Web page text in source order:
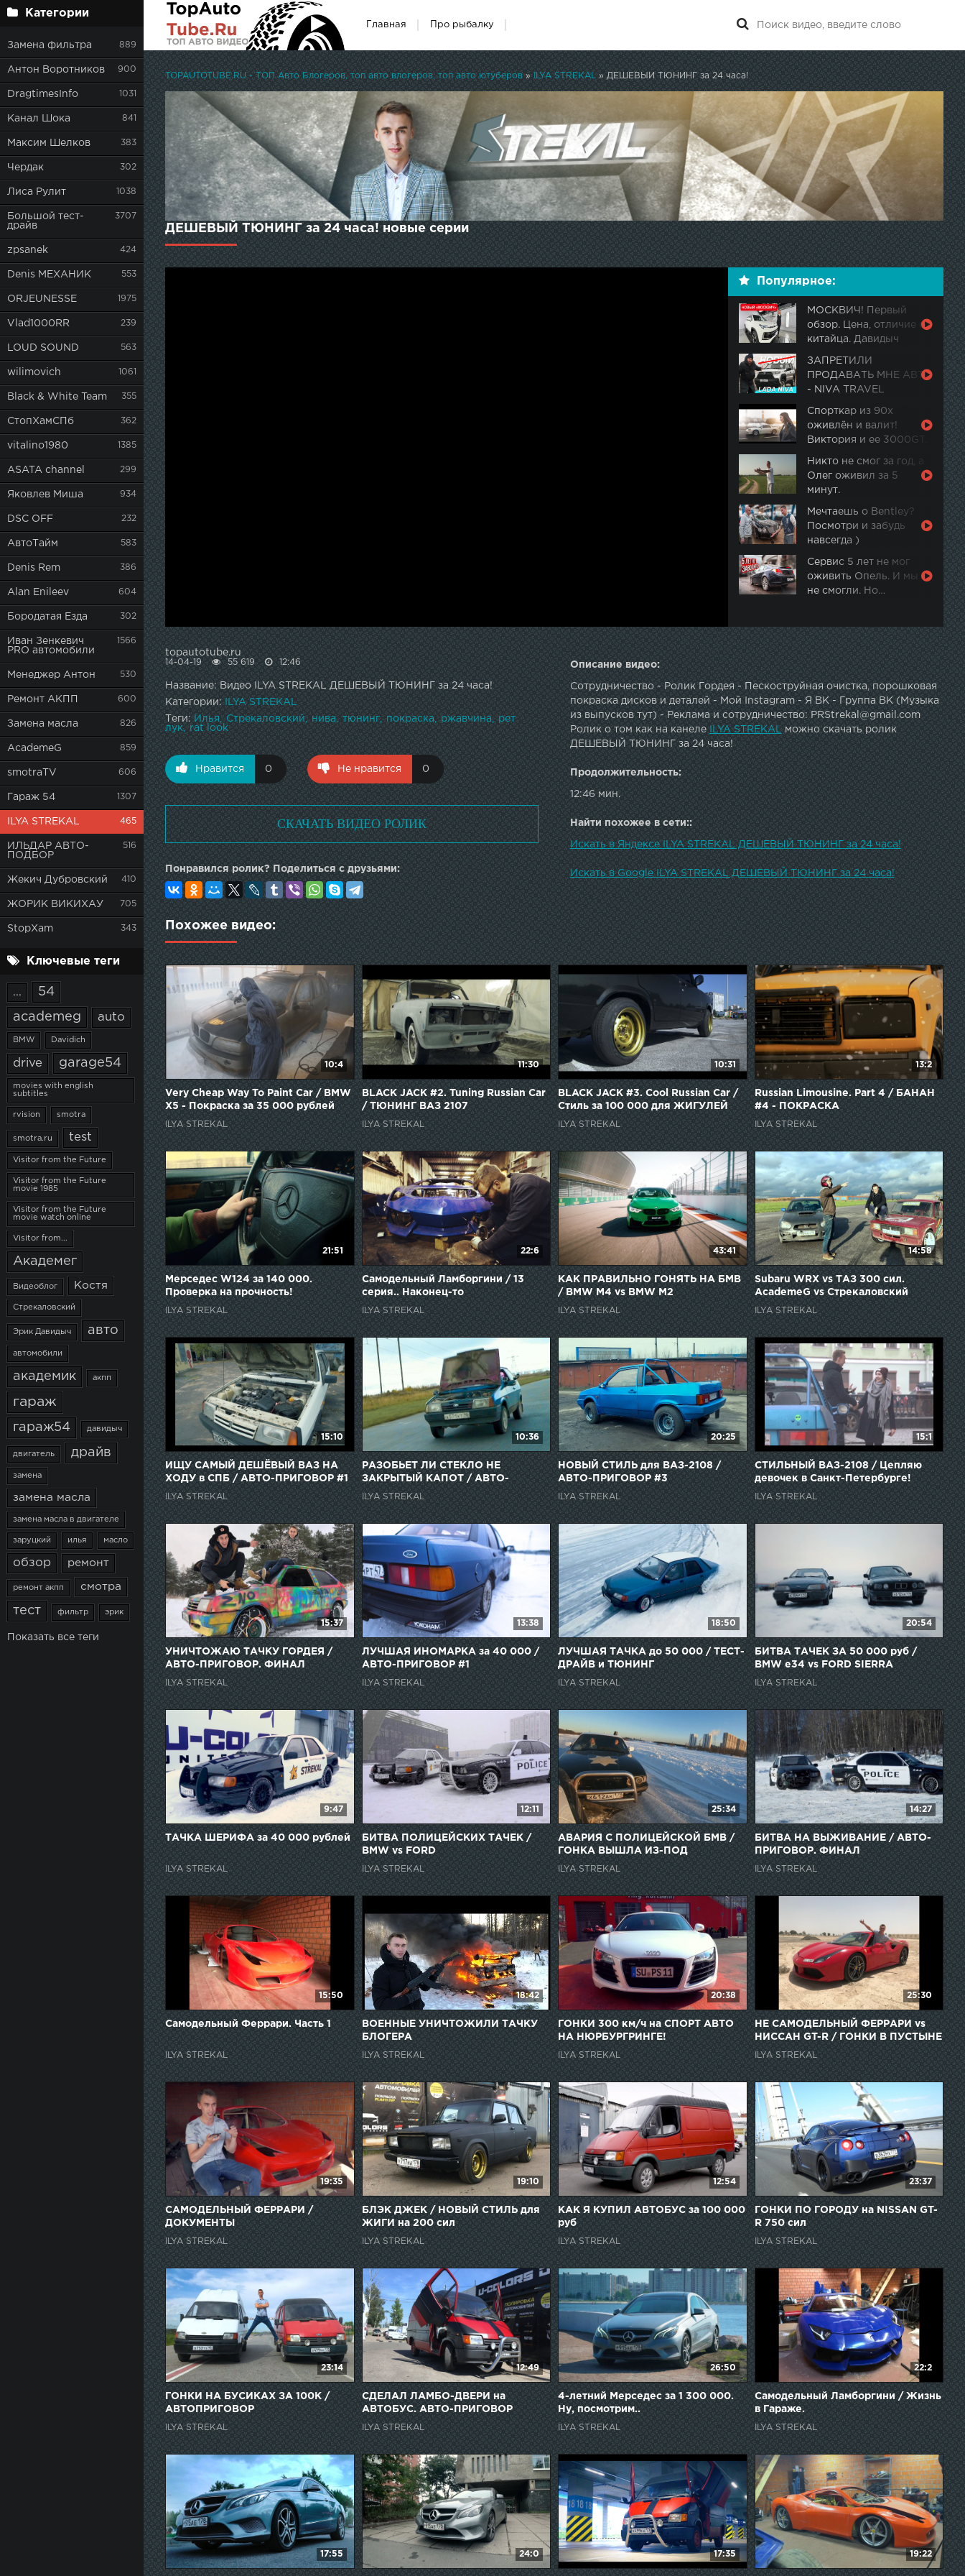
Категории
Замена фильтра 889
Антон Воротников 900
DragtimesInfo 1031
Канал Шока 841
Максим Шелков 383
Чердак 302
Лиса Рулит 1038
Большой тест-
драйв
3707
zpsanek 424
Denis МЕХАНИК 553
ORJEUNESSE 1975
Vlad1000RR 239
LOUD SOUND 563
wilimovich 1061
Black & White Team 355
СтопХамСПб 362
vitalino1980 1385
ASATA channel 299
Яковлев Миша 934
DSC OFF 232
АвтоТайм 583
Denis Rem 386
Alan Enileev 604
Бородатая Езда 302
Иван Зенкевич
PRO автомобили
1566
Менеджер Антон 530
Ремонт АКПП 600
Замена масла 826
AcademeG 859
smotraTV 606
Гараж 54 1307
ILYA STREKAL 465
ИЛЬДАР АВТО-
ПОДБОР
516
Жекич Дубровский 410
ЖОРИК ВИКИХАУ 705
StopXam 343
Ключевые теги
... 54
academeg auto
BMW Davidich
drive garage54
movies with english
subtitles
rvision smotra
smotra.ru test
Visitor from the Future
Visitor from the Future
movie 1985
Visitor from the Future
movie watch online
Visitor from...
Академег
Видеоблог Костя
Стрекаловский
Эрик Давидыч авто
автомобили
академик акпп
гараж
гараж54 давидыч
двигатель драйв
замена
замена масла
замена масла в двигателе
заруцкий илья масло
обзор ремонт
ремонт акпп смотра
тест фильтр эрик
Показать все теги
Главная Про рыбалку
TOPAUTOTUBE.RU - ТОП Авто Блогеров, топ авто влогеров, топ авто ютуберов» ILYA STREKAL » ДЕШЕВЫЙ ТЮНИНГ за 24 часа!
ДЕШЕВЫЙ ТЮНИНГ за 24 часа! новые серии
Популярное:
МОСКВИЧ! Первый
обзор. Цена, отличие от
китайца. Давидыч
ЗАПРЕТИЛИ
ПРОДАВАТЬ МНЕ АВТО
- NIVA TRAVEL
Спорткар из 90х
оживлён и валит!
Виктория и ее 3000GT.
Никто не смог за год, а
Олег оживил за 5
минут.
Мечтаешь о Bentley?
Посмотри и забудь
навсегда )
Сервис 5 лет не мог
оживить Опель. И мы
не смогли. Но…
topautotube.ru
Описание видео:
Сотрудничество - Ролик Гордея - Пескоструйная очистка, порошковая
покраска дисков и деталей - Мой Instagram - Я ВК - Группа ВК (Музыка
из выпусков тут) - Реклама и сотрудничество: PRStrekal@gmail.com
Ролик о том как на канелеILYA STREKAL
можно скачать ролик
ДЕШЕВЫЙ ТЮНИНГ за 24 часа!
Продолжительность:
12:46 мин.
Найти похожее в сети::
Искать в Яндексе ILYA STREKAL ДЕШЕВЫЙ ТЮНИНГ за 24 часа!
Искать в Google ILYA STREKAL ДЕШЕВЫЙ ТЮНИНГ за 24 часа!
14-04-19 55 619 12:46
Название: Видео ILYA STREKAL ДЕШЕВЫЙ ТЮНИНГ за 24 часа!
Категории: ILYA STREKAL
Теги: Илья Стрекаловский нива тюнинг покраска ржавчина
рет
лук
rat look
Нравится 0 Не нравится 0
СКАЧАТЬ ВИДЕО РОЛИК
Понравился ролик? Поделиться с друзьями:
Похожее видео:
10:4
Very Cheap Way To Paint Car / BMW
X5 - Покраска за 35 000 рублей
ILYA STREKAL
11:30
BLACK JACK #2. Tuning Russian Car
/ ТЮНИНГ ВАЗ 2107
ILYA STREKAL
10:31
BLACK JACK #3. Cool Russian Car /
Стиль за 100 000 для ЖИГУЛЕЙ
ILYA STREKAL
13:2
Russian Limousine. Part 4 / БАНАН
#4 - ПОКРАСКА
ILYA STREKAL
21:51
Мерседес W124 за 140 000.
Проверка на прочность!
ILYA STREKAL
22:6
Самодельный Ламборгини / 13
серия.. Наконец-то
ILYA STREKAL
43:41
КАК ПРАВИЛЬНО ГОНЯТЬ НА БМВ
/ BMW M4 vs BMW M2
ILYA STREKAL
14:58
Subaru WRX vs ТАЗ 300 сил.
AcademeG vs Стрекаловский
ILYA STREKAL
15:10
ИЩУ САМЫЙ ДЕШЁВЫЙ ВАЗ НА
ХОДУ в СПБ / АВТО-ПРИГОВОР #1
ILYA STREKAL
10:36
РАЗОБЬЕТ ЛИ СТЕКЛО НЕ
ЗАКРЫТЫЙ КАПОТ / АВТО-
ПРИГОВОР #2
ILYA STREKAL
20:25
НОВЫЙ СТИЛЬ для ВАЗ-2108 /
АВТО-ПРИГОВОР #3
ILYA STREKAL
15:1
СТИЛЬНЫЙ ВАЗ-2108 / Цепляю
девочек в Санкт-Петербурге!
АВТО-ПРИГОВОР #4
ILYA STREKAL
15:37
УНИЧТОЖАЮ ТАЧКУ ГОРДЕЯ /
АВТО-ПРИГОВОР. ФИНАЛ
ILYA STREKAL
13:38
ЛУЧШАЯ ИНОМАРКА за 40 000 /
АВТО-ПРИГОВОР #1
ILYA STREKAL
18:50
ЛУЧШАЯ ТАЧКА до 50 000 / ТЕСТ-
ДРАЙВ и ТЮНИНГ
ILYA STREKAL
20:54
БИТВА ТАЧЕК ЗА 50 000 руб /
BMW e34 vs FORD SIERRA
ILYA STREKAL
9:47
ТАЧКА ШЕРИФА за 40 000 рублей
ILYA STREKAL
12:11
БИТВА ПОЛИЦЕЙСКИХ ТАЧЕК /
BMW vs FORD
ILYA STREKAL
25:34
АВАРИЯ С ПОЛИЦЕЙСКОЙ БМВ /
ГОНКА ВЫШЛА ИЗ-ПОД
КОНТРОЛЯ
ILYA STREKAL
14:27
БИТВА НА ВЫЖИВАНИЕ / АВТО-
ПРИГОВОР. ФИНАЛ
ILYA STREKAL
15:50
Самодельный Феррари. Часть 1
ILYA STREKAL
18:42
ВОЕННЫЕ УНИЧТОЖИЛИ ТАЧКУ
БЛОГЕРА
ILYA STREKAL
20:38
ГОНКИ 300 км/ч на СПОРТ АВТО
НА НЮРБУРГРИНГЕ!
ILYA STREKAL
25:30
НЕ САМОДЕЛЬНЫЙ ФЕРРАРИ vs
НИССАН GT-R / ГОНКИ В ПУСТЫНЕ
ILYA STREKAL
19:35
САМОДЕЛЬНЫЙ ФЕРРАРИ /
ДОКУМЕНТЫ
ILYA STREKAL
19:10
БЛЭК ДЖЕК / НОВЫЙ СТИЛЬ для
ЖИГИ на 200 сил
ILYA STREKAL
12:54
КАК Я КУПИЛ АВТОБУС за 100 000
руб
ILYA STREKAL
23:37
ГОНКИ ПО ГОРОДУ на NISSAN GT-
R 750 сил
ILYA STREKAL
23:14
ГОНКИ НА БУСИКАХ ЗА 100К /
АВТОПРИГОВОР
ILYA STREKAL
12:49
СДЕЛАЛ ЛАМБО-ДВЕРИ на
АВТОБУС. АВТО-ПРИГОВОР
ILYA STREKAL
26:50
4-летний Мерседес за 1 300 000.
Ну, посмотрим..
ILYA STREKAL
22:2
Самодельный Ламборгини / Жизнь
в Гараже.
ILYA STREKAL
17:55 24:0 17:35 19:22